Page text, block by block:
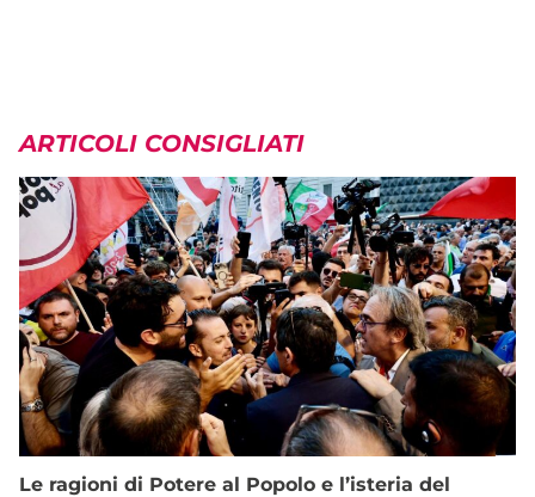
ARTICOLI CONSIGLIATI
Le ragioni di Potere al Popolo e l’isteria del